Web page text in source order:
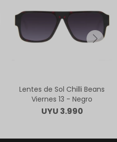
Lentes de Sol Chilli Beans
Viernes 13 - Negro
UYU 3.990